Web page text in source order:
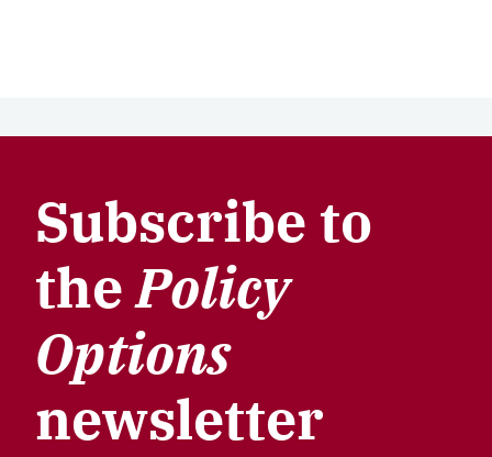
Subscribe to
thePolicy
Options
newsletter